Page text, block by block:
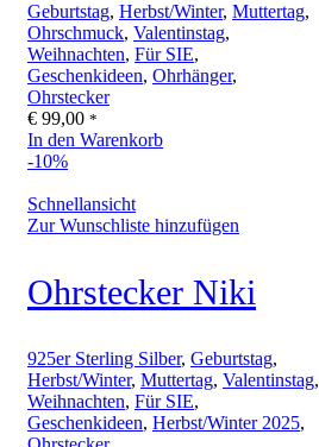
Geburtstag, Herbst/Winter, Muttertag,
Ohrschmuck, Valentinstag,
Weihnachten, Für SIE,
Geschenkideen, Ohrhänger,
Ohrstecker
€ 99,00 *
In den Warenkorb
-10%
Schnellansicht
Zur Wunschliste hinzufügen
Ohrstecker Niki
925er Sterling Silber, Geburtstag,
Herbst/Winter, Muttertag, Valentinstag,
Weihnachten, Für SIE,
Geschenkideen, Herbst/Winter 2025,